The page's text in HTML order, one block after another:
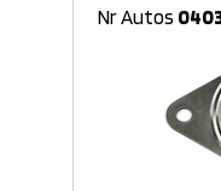
Nr Autos